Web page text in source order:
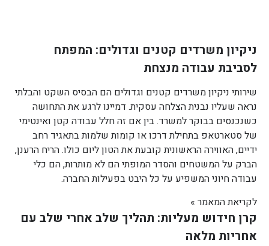
ניקיון משרדים קטנים וגדולים: המפתח
לסביבת עבודה מנצחת
שירותי ניקיון משרדים קטנים וגדולים הם הבסיס השקט והבלתי
נראה שעליו נבנית הצלחה עסקית. דמיינו לרגע את התחושה
כשנכנסים בבוקר למשרד. בין אם זה חלל עבודה קטן ואינטימי
של סטארטאפ בתחילת דרכו או קומות שלמות בתאגיד רחב
ידיים, האווירה הראשונית קובעת את הטון ליום כולו. הריח הרענן,
הברק על המשטחים והסדר המופתי הם לא מותרות, הם כלי
עבודה חיוני המשפיע על כל היבט בפעילות החברה.
לקריאת המאמר »
קרן חידוש מעליות: תהליך שלב אחרי שלב עם
אחריות מלאה